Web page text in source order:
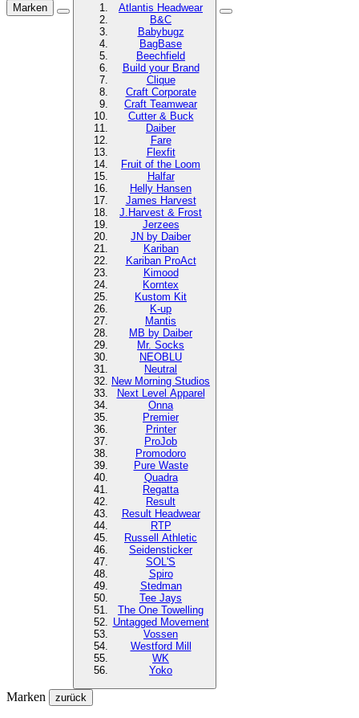
Marken
Atlantis Headwear
B&C
Babybugz
BagBase
Beechfield
Build your Brand
Clique
Craft Corporate
Craft Teamwear
Cutter & Buck
Daiber
Fare
Flexfit
Fruit of the Loom
Halfar
Helly Hansen
James Harvest
J.Harvest & Frost
Jerzees
JN by Daiber
Kariban
Kariban ProAct
Kimood
Korntex
Kustom Kit
K-up
Mantis
MB by Daiber
Mr. Socks
NEOBLU
Neutral
New Morning Studios
Next Level Apparel
Onna
Premier
Printer
ProJob
Promodoro
Pure Waste
Quadra
Regatta
Result
Result Headwear
RTP
Russell Athletic
Seidensticker
SOL'S
Spiro
Stedman
Tee Jays
The One Towelling
Untagged Movement
Vossen
Westford Mill
WK
Yoko
Marken zurück